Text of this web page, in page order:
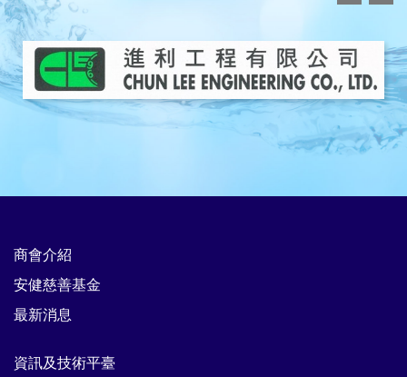
商會介紹
安健慈善基金
最新消息
資訊及技術平臺